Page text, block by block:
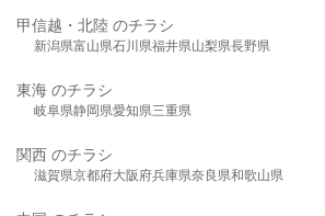
甲信越・北陸 のチラシ
新潟県富山県石川県福井県山梨県長野県
東海 のチラシ
岐阜県静岡県愛知県三重県
関西 のチラシ
滋賀県京都府大阪府兵庫県奈良県和歌山県